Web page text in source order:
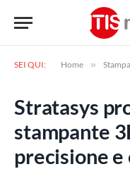
SEI QUI: Home »
Stratasys
stampante
precisione